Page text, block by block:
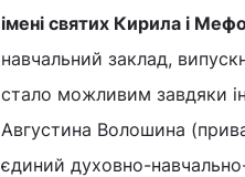
імені святих Кирила і
навчальний заклад,
стало можливим завдяки
Августина Волошина
єдиний духовно-